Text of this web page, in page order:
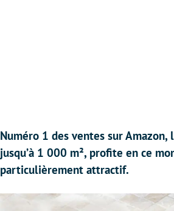
Numéro 1 des ventes sur
jusqu’à 1 000 m², profite en ce
particulièrement attractif.